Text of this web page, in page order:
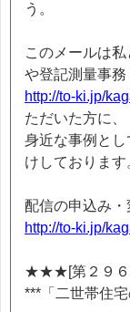
う。
このメールは
や登記測量事務
http://to-ki.jp/
ただいた方に、
身近な事例と
けしております
配信の申込み・
http://to-ki.jp/
★★★[第２９６
***「二世帯住